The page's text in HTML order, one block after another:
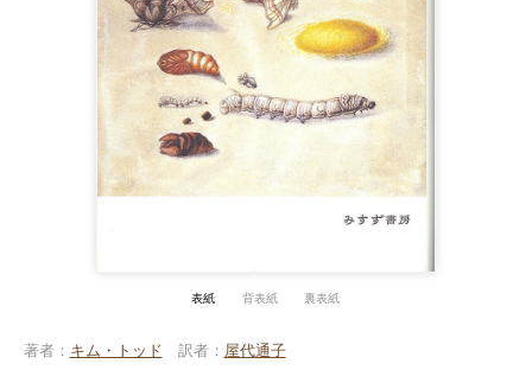
表紙 背表紙 裏表紙
著者 キム・トッド 訳者 屋代通子